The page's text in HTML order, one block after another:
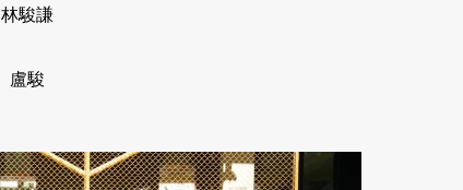
林駿謙
盧駿